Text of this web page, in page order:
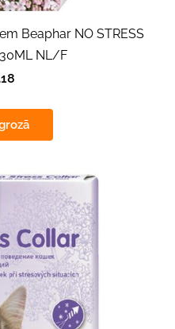
Beaphar NO STRESS
30ML NL/F